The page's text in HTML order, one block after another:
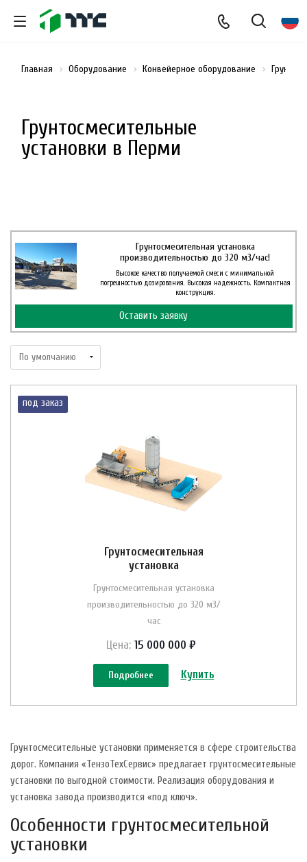
Грунтосмесительные
установки в Перми
Главная Оборудование Конвейерное оборудование
Грунтосмесительная установка
производительностью до 320 м3/час!
Высокое качество получаемой смеси с минимальной
погрешностью дозирования. Высокая надежность. Компактная
конструкция.
Оставить заявку
под заказ
Грунтосмесительная
установка
Грунтосмесительная установка
производительностью до 320 м3/
час
Цена: 15 000 000 ₽
Подробнее Купить
Грунтосмесительные установки применяется в сфере строительства
дорог. Компания «ТензоТехСервис» предлагает грунтосмесительные
установки по выгодной стоимости. Реализация оборудования и
установка завода производится «под ключ».
Особенности грунтосмесительной
установки